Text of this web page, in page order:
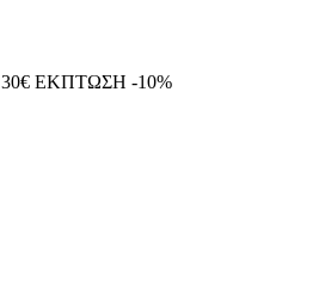
ΕΚΠΤΩΣΗ -10%